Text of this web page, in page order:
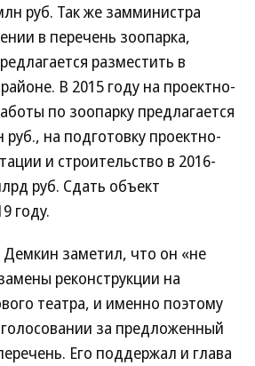
руб. Так же замминистра
в перечень зоопарка,
разместить в
В 2015 году на проектно-
по зоопарку предлагается
на подготовку проектно-
и строительство в 2016-
руб. Сдать объект
году.
заметил, что он «не
реконструкции на
театра, и именно поэтому
за предложенный
Его поддержал и глава